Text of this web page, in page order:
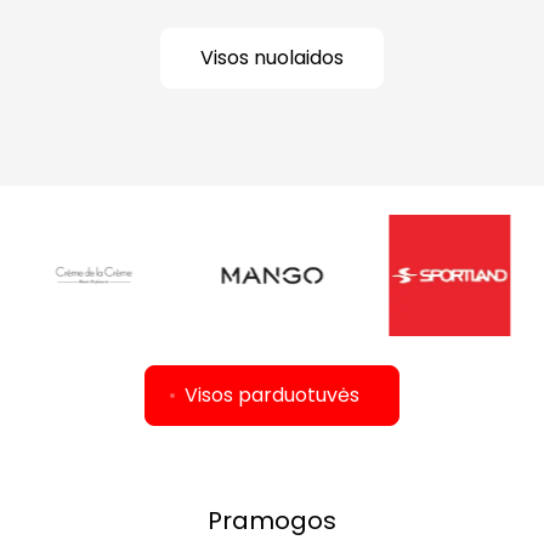
Visos nuolaidos
Visos parduotuvės
Pramogos